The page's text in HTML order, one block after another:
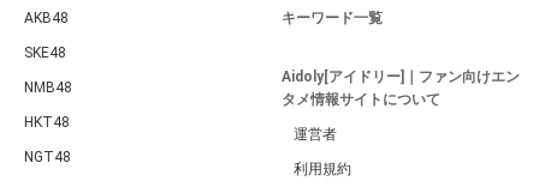
AKB48
SKE48
NMB48
HKT48
NGT48
キーワード一覧
Aidoly[アイドリー]｜ファン向けエン
タメ情報サイトについて
運営者
利用規約